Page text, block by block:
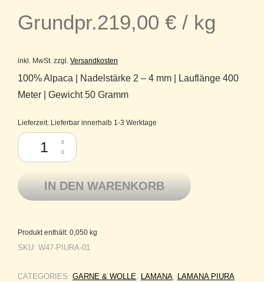
Grundpr.219,00 € / kg
inkl. MwSt. zzgl. Versandkosten
100% Alpaca | Nadelstärke 2 – 4 mm | Lauflänge 400
Meter | Gewicht 50 Gramm
Lieferzeit: Lieferbar innerhalb 1-3 Werktage
Lamana Lacegarn Baby-Alpaca Piura 01 Schwarz Menge
IN DEN WARENKORB
Produkt enthält: 0,050 kg
SKU: W47-PIURA-01
CATEGORIES: GARNE & WOLLE, LAMANA, LAMANA PIURA